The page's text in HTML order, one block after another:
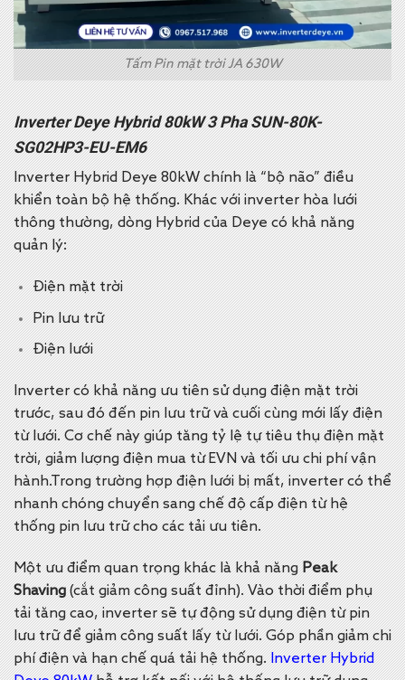
Tấm Pin mặt trời JA 630W
Inverter Deye Hybrid 80kW 3 Pha SUN-80K-
SG02HP3-EU-EM6
Inverter Hybrid Deye 80kW chính là “bộ não” điều
khiển toàn bộ hệ thống.Khác với inverter hòa lưới
thông thường, dòng Hybrid của Deye có khả năng
quản lý:
Điện mặt trời
Pin lưu trữ
Điện lưới
Inverter có khả năng ưu tiên sử dụng điện mặt trời
trước, sau đó đến pin lưu trữ và cuối cùng mới lấy điện
từ lưới.Cơ chế này giúp tăng tỷ lệ tự tiêu thụ điện mặt
trời, giảm lượng điện mua từ EVN và tối ưu chi phí vận
hành.Trong trường hợp điện lưới bị mất, inverter có thể
nhanh chóng chuyển sang chế độ cấp điện từ hệ
thống pin lưu trữ cho các tải ưu tiên.
Một ưu điểm quan trọng khác là khả năngPeak
Shaving(cắt giảm công suất đỉnh).Vào thời điểm phụ
tải tăng cao, inverter sẽ tự động sử dụng điện từ pin
lưu trữ để giảm công suất lấy từ lưới. Góp phần giảm chi
phí điện và hạn chế quá tải hệ thống.Inverter Hybrid